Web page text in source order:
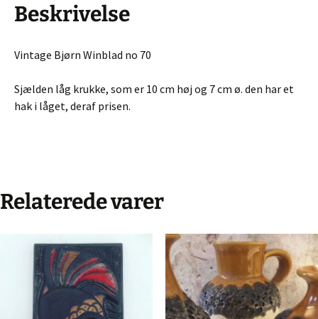
Beskrivelse
Vintage Bjørn Winblad no 70
Sjælden låg krukke, som er 10 cm høj og 7 cm ø. den har et
hak i låget, deraf prisen.
Relaterede varer